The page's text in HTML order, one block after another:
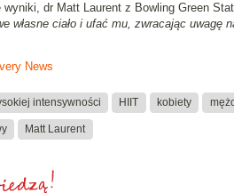
wyniki, dr Matt Laurent z Bowling Green
własne ciało i ufać mu, zwracając uwagę
News
intensywności HIIT kobiety
Matt Laurent